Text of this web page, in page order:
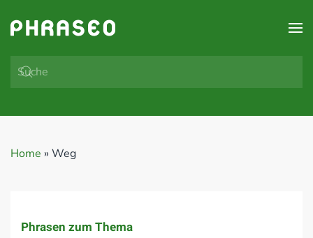
Zum Hauptinhalt springen
Home » Weg
Phrasen zum Thema